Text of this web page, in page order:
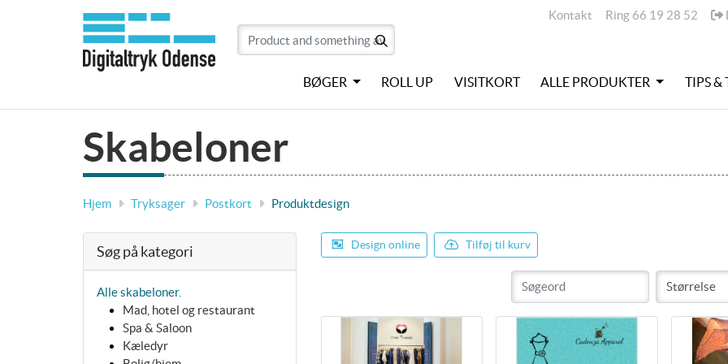
Kontakt
Kontakt Ring 66 19 28 52
BØGER ROLL UP VISITKORT ALLE PRODUKTER TIPS &
Skabeloner
Hjem Tryksager Postkort Produktdesign
Søg på kategori
Alle skabeloner.
Mad, hotel og restaurant
Spa & Saloon
Kæledyr
Design online Tilføj til kurv